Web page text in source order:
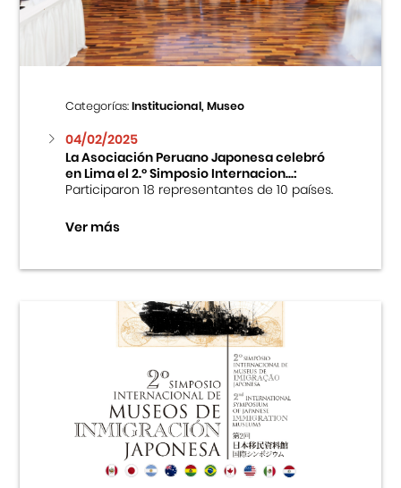
Categorías:Institucional, Museo
04/02/2025
La Asociación Peruano Japonesa celebró
en Lima el 2.º Simposio Internacion...:
Participaron 18 representantes de 10 países.
Ver más